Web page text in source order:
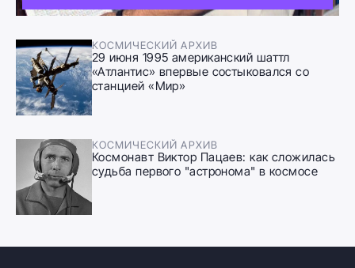
КОСМИЧЕСКИЙ АРХИВ
29 июня 1995 американский шаттл
«Атлантис» впервые состыковался со
станцией «Мир»
КОСМИЧЕСКИЙ АРХИВ
Космонавт Виктор Пацаев: как сложилась
судьба первого "астронома" в космосе